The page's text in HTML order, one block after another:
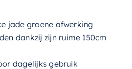
jade groene afwerking
dankzij zijn ruime 150cm
dagelijks gebruik